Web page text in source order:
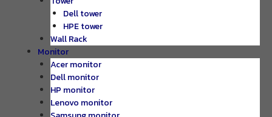
Dell tower
HPE tower
Wall Rack
Monitor
Acer monitor
Dell monitor
HP monitor
Lenovo monitor